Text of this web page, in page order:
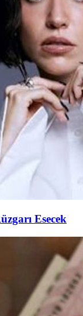
Esecek